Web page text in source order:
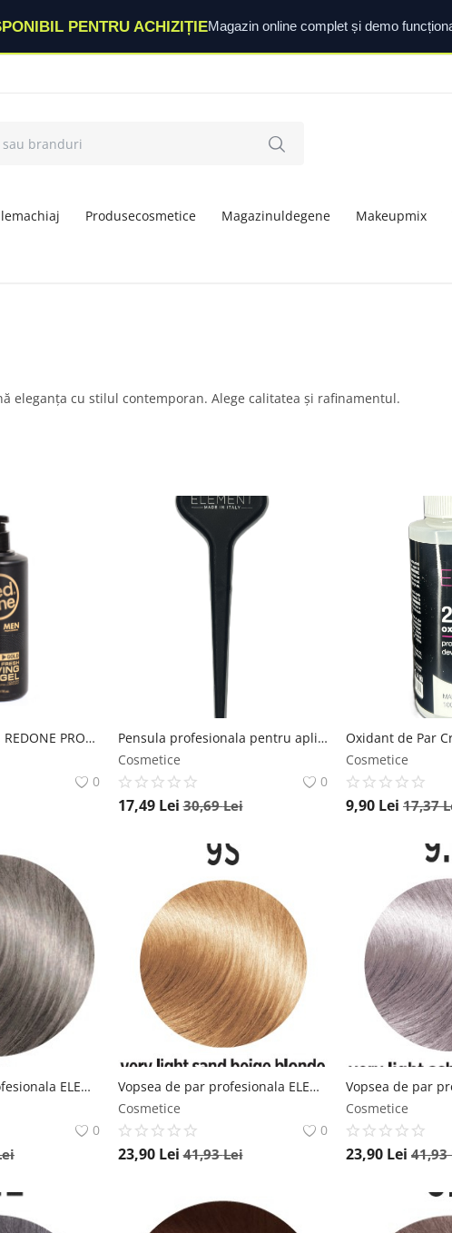
PENTRU ACHIZIȚIEMagazin online complet și demo
Produsecosmetice Magazinuldegene Makeupmix
eleganța cu stilul contemporan. Alege calitatea și rafinamentul.
GEL DE RAS GOLD, REDONE PROFESSIONAL, 500 ML Redone
0
Pensula profesionala pentru aplicarea vopselei de par ELEMENT Element
Cosmetice
0
17,49 Lei 30,69Lei
Cosmetice
9,90 Lei 17,37
Vopsea de par profesionala ELEMENT 12.1 Very Light Super Ash Platinum 100ml Element
0
Vopsea de par profesionala ELEMENT 9S Very Light Sand Beige Blonde 100ml Element
Cosmetice
0
23,90 Lei 41,93Lei
Cosmetice
23,90 Lei 41,93